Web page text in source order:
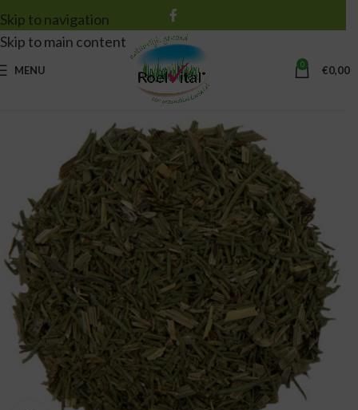
Skip to navigation
Skip to main content
MENU 0 €0,00